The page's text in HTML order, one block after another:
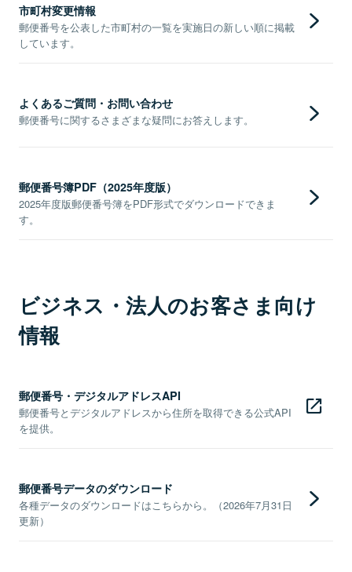
市町村変更情報
郵便番号を公表した市町村の一覧を実施日の新しい順に掲載
しています。
よくあるご質問・お問い合わせ
郵便番号に関するさまざまな疑問にお答えします。
郵便番号簿PDF（2025年度版）
2025年度版郵便番号簿をPDF形式でダウンロードできま
す。
ビジネス・法人のお客さま向け
情報
郵便番号・デジタルアドレスAPI
郵便番号とデジタルアドレスから住所を取得できる公式API
を提供。
郵便番号データのダウンロード
各種データのダウンロードはこちらから。（2026年7月31日
更新）